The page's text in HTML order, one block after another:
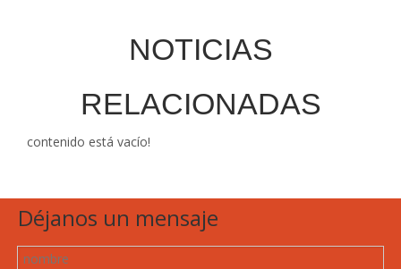
NOTICIAS
RELACIONADAS
contenido está vacío!
Déjanos un mensaje